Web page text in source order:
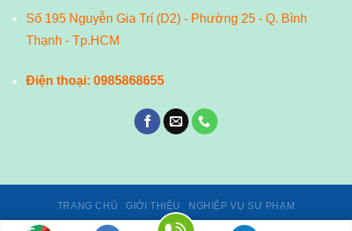
Số 195 Nguyễn Gia Trí (D2) - Phường 25 - Q. Bình
Thạnh - Tp.HCM
Điện thoại: 0985868655
TRANG CHỦ GIỚI THIỆU NGHIỆP VỤ SƯ PHẠM
Giấy phép số 02/GP-TTĐT, ngày 24/01/2014 của Cục Phát thanh,